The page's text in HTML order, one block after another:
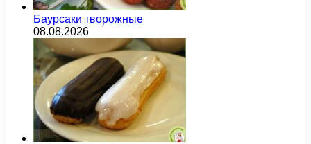
Баурсаки творожные
08.08.2026